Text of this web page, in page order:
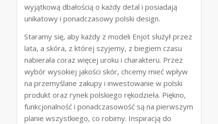
wyjątkową dbałością o każdy detal i posiadają
unikatowy i ponadczasowy polski design.
Staramy się, aby każdy z modeli Enjot służył przez
lata, a skóra, z której szyjemy, z biegiem czasu
nabierała coraz więcej uroku i charakteru. Przez
wybór wysokiej jakości skór, chcemy mieć wpływ
na przemyślane zakupy i inwestowanie w polski
produkt oraz rynek polskiego rękodzieła. Piękno,
funkcjonalność i ponadczasowość są na pierwszym
planie wszystkiego, co robimy. Inspiracją do